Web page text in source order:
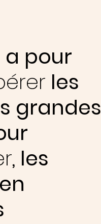
pour
les
grandes
, les